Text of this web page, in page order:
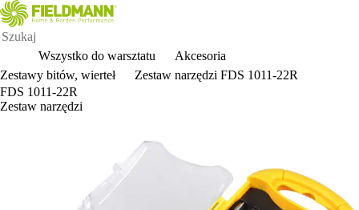
Wszystko do warsztatu
Akcesoria
Zestawy bitów, wierteł
Zestaw narzędzi FDS 1011-22R
FDS 1011-22R
Zestaw narzędzi